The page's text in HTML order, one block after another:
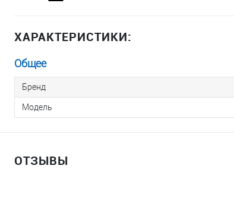
ХАРАКТЕРИСТИКИ:
Общее
Бренд
Модель
ОТЗЫВЫ